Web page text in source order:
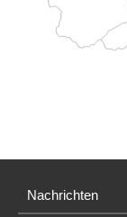
Nachrichten